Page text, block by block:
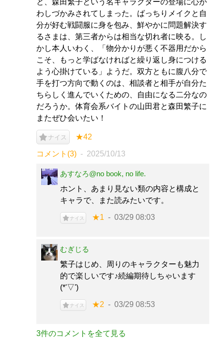
と、森田繁子という名キャラクターの登場に心が
わしづかみされてしまった。ばっちりメイクと自
分が好む戦闘服に身を包み、鮮やかに問題解決す
るさまは、第三者からは相当な切れ者に映る。し
かし本人いわく、「物分かりが悪く不器用だから
こそ、もっと学ばなければと繰り返し身につける
よう心掛けている」ようだ。双方ともに腹八分で
手を打つ方向で動くのは、相談者と相手が自分た
ちらしく進んでいくための、自由になる二分なの
だろうか。体育会系バイトの山田君と森田繁子に
またぜひ会いたい！
ナイス ★42
コメント(3) 2025/10/13
あすなろ@no book, no life.
ホント、あまり見ない類の内容と構成と
キャラで、また読みたいです。
ナイス ★1 03/29 08:03
むぎじる
繁子はじめ、周りのキャラクターも魅力
的で楽しいです♪続編期待しちゃいます
(*'▽')
ナイス ★2 03/29 08:53
3件のコメントを全て見る